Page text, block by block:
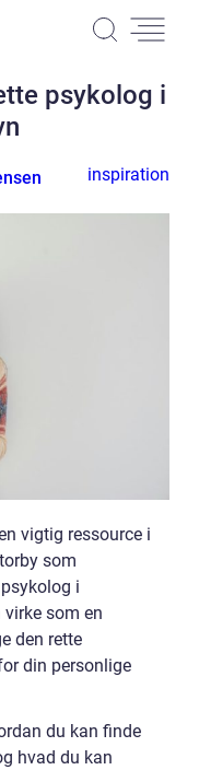
psykolog i
inspiration
vigtig ressource i
som
i
virke som en
den rette
din personlige
du kan finde
hvad du kan